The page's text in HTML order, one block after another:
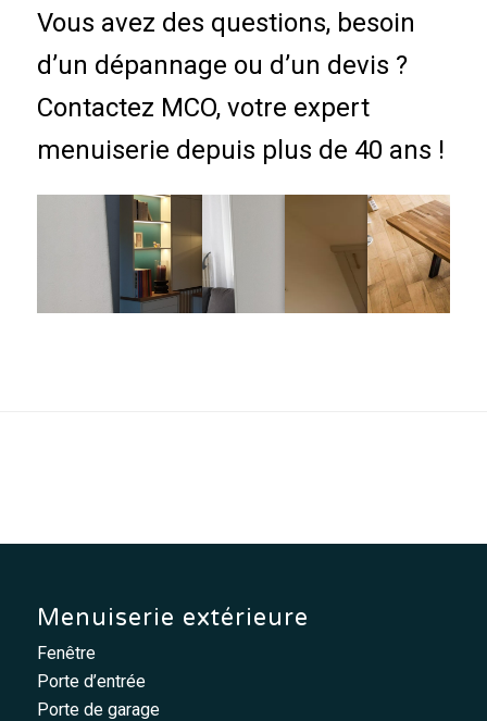
Vous avez des questions, besoin
d’un dépannage ou d’un devis ?
Contactez MCO, votre expert
menuiserie depuis plus de 40 ans !
Menuiserie extérieure
Fenêtre
Porte d’entrée
Porte de garage